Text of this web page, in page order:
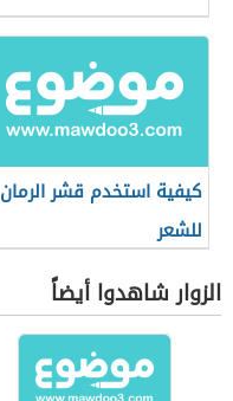
كيفية استخدم قشر الرمان
للشعر
الزوار شاهدوا أيضاً